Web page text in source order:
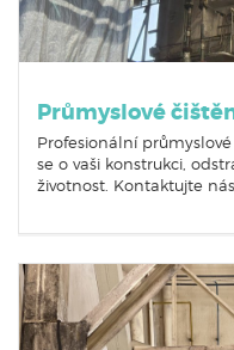
Průmyslové
Profesionální
se o vaši konstrukci,
životnost. Kontaktujte